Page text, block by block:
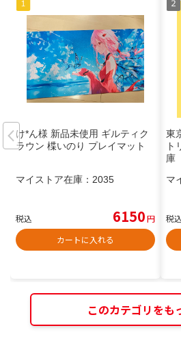
け*ん様 新品未使用 ギルティク
ラウン 楪いのり プレイマット
マイストア在庫： 2035
税込 6150円
カートに入れる
東
庫
マ
税込
このカテゴリをも